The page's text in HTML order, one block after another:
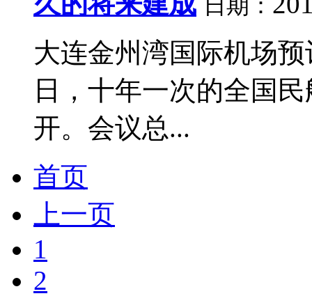
日期：
大连金州湾国际机场
日，十年一次的全国
开。会议总...
首页
上一页
1
2